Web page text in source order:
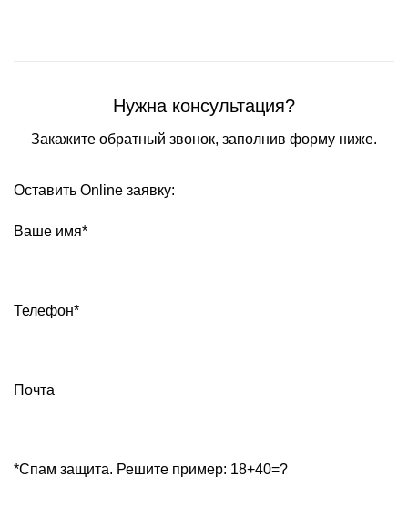
Нужна консультация?
Закажите обратный звонок, заполнив форму ниже.
Оставить Online заявку:
Ваше имя*
Телефон*
Почта
*Спам защита. Решите пример: 18+40=?